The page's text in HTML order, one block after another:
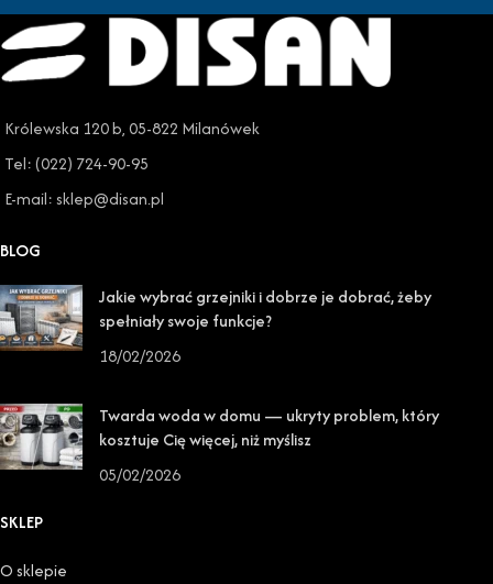
Królewska 120 b, 05-822 Milanówek
Tel: (022) 724-90-95
E-mail: sklep@disan.pl
BLOG
Jakie wybrać grzejniki i dobrze je dobrać, żeby
spełniały swoje funkcje?
18/02/2026
Twarda woda w domu — ukryty problem, który
kosztuje Cię więcej, niż myślisz
05/02/2026
SKLEP
O sklepie